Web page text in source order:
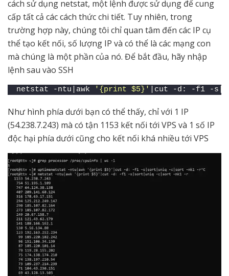
cách sử dụng netstat, một lệnh được sử dụng để cung
cấp tất cả các cách thức chi tiết. Tuy nhiên, trong
trường hợp này, chúng tôi chỉ quan tâm đến các IP cụ
thể tạo kết nối, số lượng IP và có thể là các mạng con
mà chúng là một phần của nó. Để bắt đầu, hãy nhập
lệnh sau vào SSH
netstat -ntu|awk '{print $5}' |cut -d: -f1 -
Như hình phía dưới bạn có thể thấy, chỉ với 1 IP
(54.238.7.243) mà có tận 1153 kết nối tới VPS và 1 số IP
độc hại phía dưới cũng cho kết nối khá nhiều tới VPS